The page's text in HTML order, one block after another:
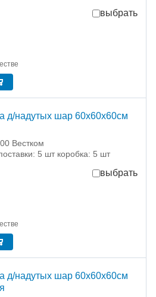
выбрать
д/надутых шар 60х60х60см
Вестком
5 шт коробка: 5 шт
выбрать
д/надутых шар 60х60х60см